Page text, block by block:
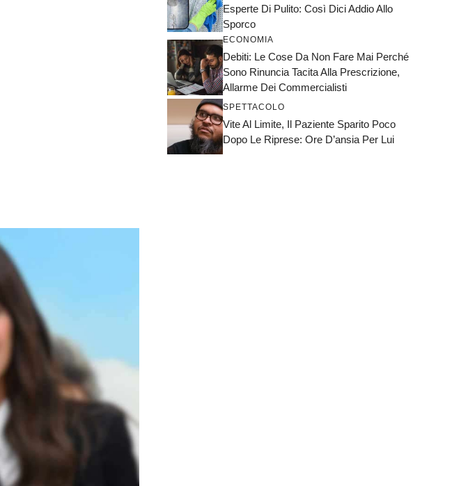
Esperte Di Pulito: Così Dici Addio Allo
Sporco
ECONOMIA
Debiti: Le Cose Da Non Fare Mai Perché
Sono Rinuncia Tacita Alla Prescrizione,
Allarme Dei Commercialisti
SPETTACOLO
Vite Al Limite, Il Paziente Sparito Poco
Dopo Le Riprese: Ore D’ansia Per Lui